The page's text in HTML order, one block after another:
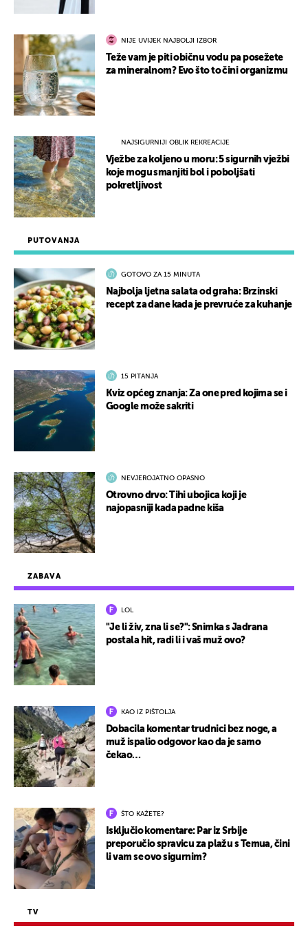
ZABAVA
LOL
"Je li živ, zna li se?": Snimka s Jadrana
postala hit, radi li i vaš muž ovo?
KAO IZ PIŠTOLJA
Dobacila komentar trudnici bez noge, a
muž ispalio odgovor kao da je samo
čekao…
ŠTO KAŽETE?
Isključio komentare: Par iz Srbije
preporučio spravicu za plažu s Temua, čini
li vam se ovo sigurnim?
TV
PUTOVANJA
GOTOVO ZA 15 MINUTA
Najbolja ljetna salata od graha: Brzinski
recept za dane kada je prevruće za kuhanje
15 PITANJA
Kviz općeg znanja: Za one pred kojima se i
Google može sakriti
NEVJEROJATNO OPASNO
Otrovno drvo: Tihi ubojica koji je
najopasniji kada padne kiša
NIJE UVIJEK NAJBOLJI IZBOR
Teže vam je piti običnu vodu pa posežete
za mineralnom? Evo što to čini organizmu
NAJSIGURNIJI OBLIK REKREACIJE
Vježbe za koljeno u moru: 5 sigurnih vježbi
koje mogu smanjiti bol i poboljšati
pokretljivost